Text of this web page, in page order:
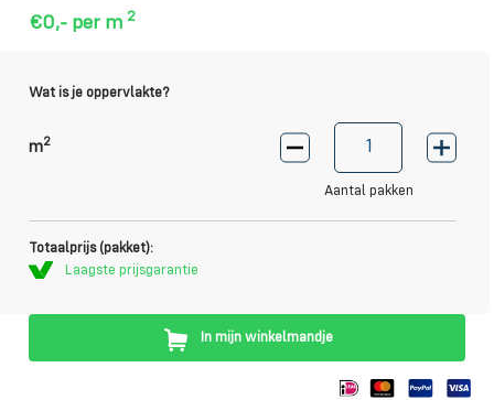
€0,- per m 2
Wat is je oppervlakte?
m2
Aantal pakken
Totaalprijs (pakket):
Laagste prijsgarantie
In mijn winkelmandje